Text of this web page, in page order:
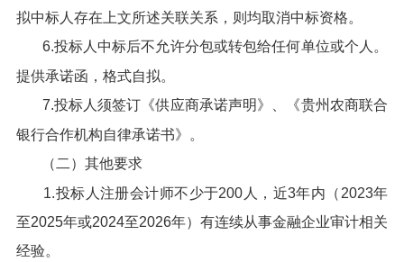
拟中标人存在上文所述关联关系，则均取消中标资格。
6.投标人中标后不允许分包或转包给任何单位或个人。
提供承诺函，格式自拟。
7.投标人须签订《供应商承诺声明》、《贵州农商联合
银行合作机构自律承诺书》。
（二）其他要求
1.投标人注册会计师不少于200人，近3年内（2023年
至2025年或2024至2026年）有连续从事金融企业审计相关
经验。